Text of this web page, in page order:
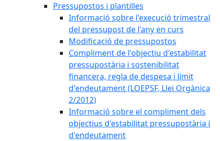
Pressupostos i plantilles
Informació sobre l'execució trimestral
del pressupost de l'any en curs
Modificació de pressupostos
Compliment de l'objectiu d'estabilitat
pressupostària i sostenibilitat
financera, regla de despesa i límit
d'endeutament (LOEPSF, Llei Orgànica
2/2012)
Informació sobre el compliment dels
objectius d'estabilitat pressupostària i
d'endeutament